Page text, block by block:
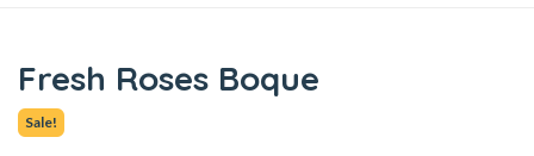
Fresh Roses Boque
Sale!